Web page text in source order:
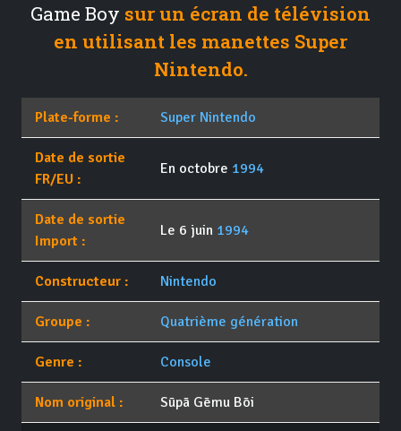
Game Boy sur un écran de télévision
en utilisant les manettes Super
Nintendo.
Plate-forme : Super Nintendo
Date de sortie
FR/EU :
En octobre 1994
Date de sortie
Import :
Le 6 juin 1994
Constructeur : Nintendo
Groupe : Quatrième génération
Genre : Console
Nom original : Sūpā Gēmu Bōi